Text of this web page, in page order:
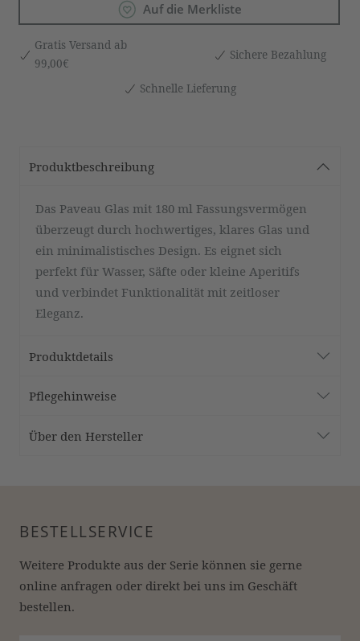
Auf die Merkliste
Gratis Versand ab
99,00€
Sichere Bezahlung
Schnelle Lieferung
Produktbeschreibung
Das Paveau Glas mit 180 ml Fassungsvermögen
überzeugt durch hochwertiges, klares Glas und
ein minimalistisches Design. Es eignet sich
perfekt für Wasser, Säfte oder kleine Aperitifs
und verbindet Funktionalität mit zeitloser
Eleganz.
Produktdetails
Pflegehinweise
Über den Hersteller
BESTELLSERVICE
Weitere Produkte aus der Serie können sie gerne
online anfragen oder direkt bei uns im Geschäft
bestellen.